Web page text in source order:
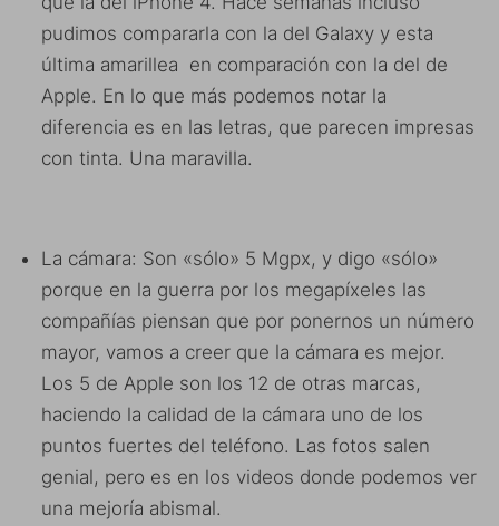
pudimos compararla con la del Galaxy y esta
última amarillea en comparación con la del de
Apple. En lo que más podemos notar la
diferencia es en las letras, que parecen impresas
con tinta. Una maravilla.
La cámara: Son «sólo» 5 Mgpx, y digo «sólo»
porque en la guerra por los megapíxeles las
compañías piensan que por ponernos un número
mayor, vamos a creer que la cámara es mejor.
Los 5 de Apple son los 12 de otras marcas,
haciendo la calidad de la cámara uno de los
puntos fuertes del teléfono. Las fotos salen
genial, pero es en los videos donde podemos ver
una mejoría abismal.